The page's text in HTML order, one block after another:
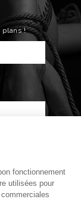
plans !